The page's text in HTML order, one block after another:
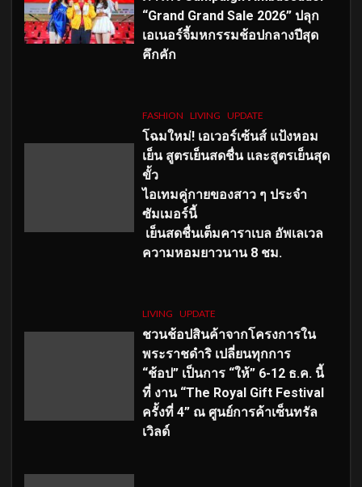
“Grand Grand Sale 2026” ปลุก
เอเนอร์จี้มหกรรมช้อปกลางปีสุด
คึกคัก
FASHION LIVING UPDATE
โฉมใหม่! เอเวอร์เซ้นส์ แป้งหอม
เย็น สูตรเย็นสดชื่น และสูตรเย็นสุด
ขั้ว
ไอเทมคู่กายของสาว ๆ ประจำ
ซัมเมอร์นี้
เย็นสดชื่นเต็มคาราเบล อัพเลเวล
ความหอมยาวนาน 8 ชม.
LIVING UPDATE
ชวนช้อปสินค้าจากโครงการใน
พระราชดำริ เปลี่ยนทุกการ
“ช้อป” เป็นการ “ให้” 6-12 ธ.ค. นี้
ที่ งาน “The Royal Gift Festival
ครั้งที่ 4” ณ ศูนย์การค้าเซ็นทรัล
เวิลด์